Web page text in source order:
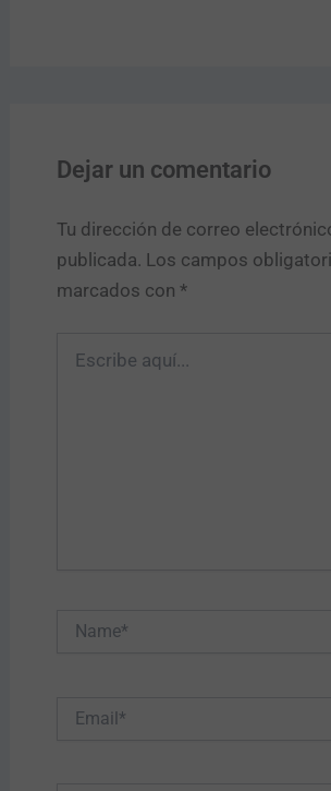
Dejar un comentario
Tu dirección de correo
publicada. Los campos
marcados con *
aquí...